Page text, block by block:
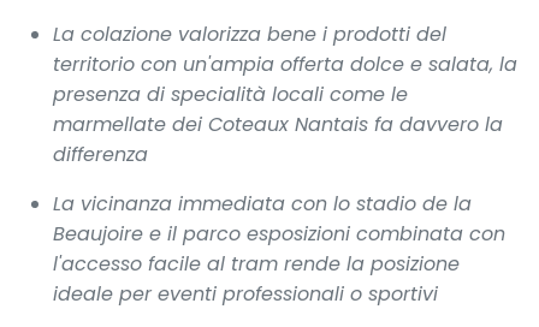
La colazione valorizza bene i prodotti del
territorio con un'ampia offerta dolce e salata, la
presenza di specialità locali come le
marmellate dei Coteaux Nantais fa davvero la
differenza
La vicinanza immediata con lo stadio de la
Beaujoire e il parco esposizioni combinata con
l'accesso facile al tram rende la posizione
ideale per eventi professionali o sportivi